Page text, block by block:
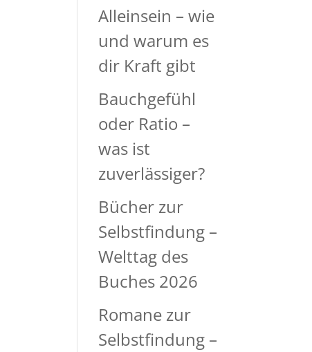
Alleinsein – wie
und warum es
dir Kraft gibt
Bauchgefühl
oder Ratio –
was ist
zuverlässiger?
Bücher zur
Selbstfindung –
Welttag des
Buches 2026
Romane zur
Selbstfindung –